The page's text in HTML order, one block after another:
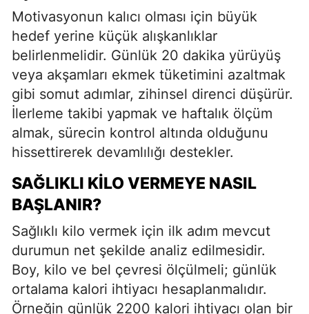
Motivasyonun kalıcı olması için büyük
hedef yerine küçük alışkanlıklar
belirlenmelidir. Günlük 20 dakika yürüyüş
veya akşamları ekmek tüketimini azaltmak
gibi somut adımlar, zihinsel direnci düşürür.
İlerleme takibi yapmak ve haftalık ölçüm
almak, sürecin kontrol altında olduğunu
hissettirerek devamlılığı destekler.
SAĞLIKLI KILO VERMEYE NASIL
BAŞLANIR?
Sağlıklı kilo vermek için ilk adım mevcut
durumun net şekilde analiz edilmesidir.
Boy, kilo ve bel çevresi ölçülmeli; günlük
ortalama kalori ihtiyacı hesaplanmalıdır.
Örneğin günlük 2200 kalori ihtiyacı olan bir